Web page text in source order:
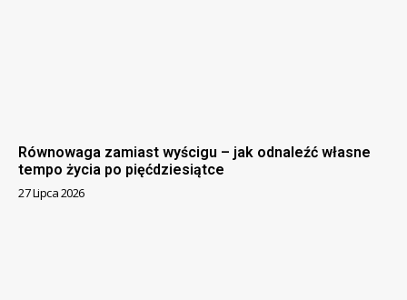
Równowaga zamiast wyścigu – jak odnaleźć własne
tempo życia po pięćdziesiątce
27 Lipca 2026